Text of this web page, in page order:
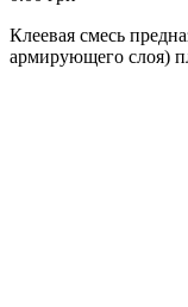
Клеевая смесь
армирующего слоя)